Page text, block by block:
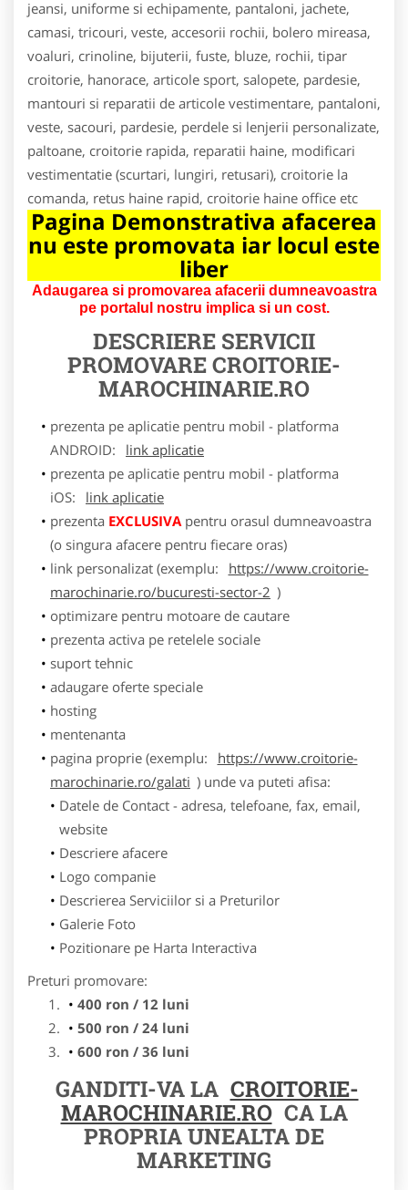
jeansi, uniforme si echipamente, pantaloni, jachete,
camasi, tricouri, veste, accesorii rochii, bolero mireasa,
voaluri, crinoline, bijuterii, fuste, bluze, rochii, tipar
croitorie, hanorace, articole sport, salopete, pardesie,
mantouri si reparatii de articole vestimentare, pantaloni,
veste, sacouri, pardesie, perdele si lenjerii personalizate,
paltoane, croitorie rapida, reparatii haine, modificari
vestimentatie (scurtari, lungiri, retusari), croitorie la
comanda, retus haine rapid, croitorie haine office etc
Pagina Demonstrativa afacerea
nu este promovata iar locul este
liber
Adaugarea si promovarea afacerii dumneavoastra
pe portalul nostru implica si un cost.
DESCRIERE SERVICII
PROMOVARECROITORIE-
MAROCHINARIE.RO
prezenta pe aplicatie pentru mobil - platforma
ANDROID:
link aplicatie
prezenta pe aplicatie pentru mobil - platforma
iOS:
link aplicatie
prezenta EXCLUSIVApentru orasul dumneavoastra
(o singura afacere pentru fiecare oras)
link personalizat (exemplu:
https://www.croitorie-
marochinarie.ro/bucuresti-sector-2 )
optimizare pentru motoare de cautare
prezenta activa pe retelele sociale
suport tehnic
adaugare oferte speciale
hosting
mentenanta
pagina proprie (exemplu:
https://www.croitorie-
marochinarie.ro/galati ) unde va puteti afisa:
Datele de Contact - adresa, telefoane, fax, email,
website
Descriere afacere
Logo companie
Descrierea Serviciilor si a Preturilor
Galerie Foto
Pozitionare pe Harta Interactiva
Preturi promovare:
400 ron / 12 luni
500 ron / 24 luni
600 ron / 36 luni
GANDITI-VA LA CROITORIE-
MAROCHINARIE.RO CA LA
PROPRIA UNEALTA DE
MARKETING